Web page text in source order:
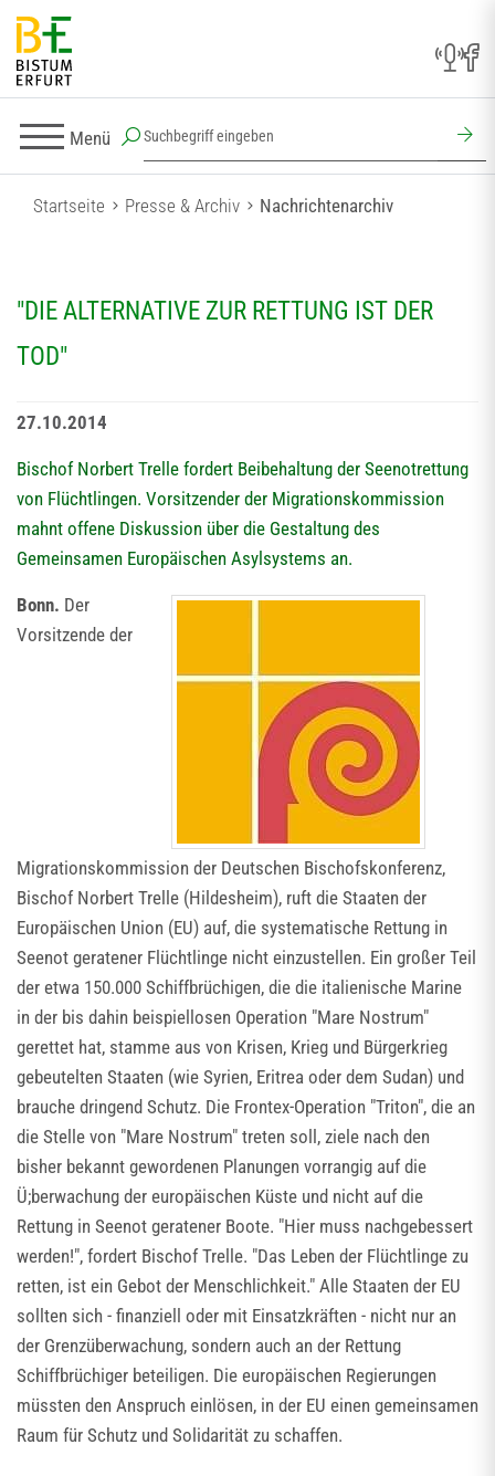
Menü
Startseite Presse & Archiv Nachrichtenarchiv
"DIE ALTERNATIVE ZUR RETTUNG IST DER
TOD"
27.10.2014
Bischof Norbert Trelle fordert Beibehaltung der Seenotrettung
von Flüchtlingen. Vorsitzender der Migrationskommission
mahnt offene Diskussion über die Gestaltung des
Gemeinsamen Europäischen Asylsystems an.
Bonn. Der
Vorsitzende der
Migrationskommission der Deutschen Bischofskonferenz,
Bischof Norbert Trelle (Hildesheim), ruft die Staaten der
Europäischen Union (EU) auf, die systematische Rettung in
Seenot geratener Flüchtlinge nicht einzustellen. Ein großer Teil
der etwa 150.000 Schiffbrüchigen, die die italienische Marine
in der bis dahin beispiellosen Operation "Mare Nostrum"
gerettet hat, stamme aus von Krisen, Krieg und Bürgerkrieg
gebeutelten Staaten (wie Syrien, Eritrea oder dem Sudan) und
brauche dringend Schutz. Die Frontex-Operation "Triton", die an
die Stelle von "Mare Nostrum" treten soll, ziele nach den
bisher bekannt gewordenen Planungen vorrangig auf die
Ü;berwachung der europäischen Küste und nicht auf die
Rettung in Seenot geratener Boote. "Hier muss nachgebessert
werden!", fordert Bischof Trelle. "Das Leben der Flüchtlinge zu
retten, ist ein Gebot der Menschlichkeit." Alle Staaten der EU
sollten sich - finanziell oder mit Einsatzkräften - nicht nur an
der Grenzüberwachung, sondern auch an der Rettung
Schiffbrüchiger beteiligen. Die europäischen Regierungen
müssten den Anspruch einlösen, in der EU einen gemeinsamen
Raum für Schutz und Solidarität zu schaffen.